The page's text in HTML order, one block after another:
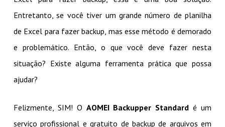
Entretanto, se você tiver um grande número de planilha
de Excel para fazer backup, mas esse método é demorado
e problemático. Então, o que você deve fazer nesta
situação? Existe alguma ferramenta prática que possa
ajudar?
Felizmente, SIM! O AOMEI Backupper Standard é um
serviço profissional e gratuito de backup de arquivos em